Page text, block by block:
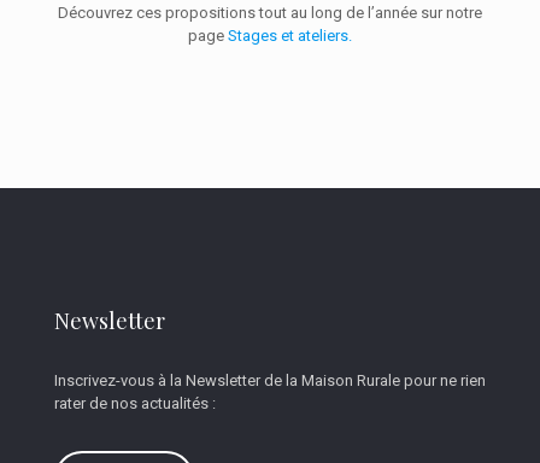
Découvrez ces propositions tout au long de l’année sur notre
page Stages et ateliers.
Newsletter
Inscrivez-vous à la Newsletter de la Maison Rurale pour ne rien
rater de nos actualités :